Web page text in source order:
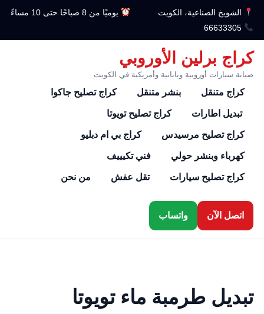
الشويخ الصناعية، الكويت
يوميًا من 8 صباحًا حتى 10 مساءً
66633305
كراج برلين الأوروبي
صيانة سيارات أوروبية ويابانية وأمريكية في الكويت
كراج متنقل بنشر متنقل كراج تصليح جاكوا
تبديل اطارات كراج تصليح تويوتا
كراج تصليح مرسيدس كراج بي ام دبليو
كهرباء وبنشر حولي فني تكيييف
كراج تصليح سيارات تقل عفش من نحن
اتصل الآن واتساب
تبديل طرمبة ماء تويوتا